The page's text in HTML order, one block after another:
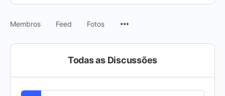
Membros Feed Fotos
menu
Todas as Discussões